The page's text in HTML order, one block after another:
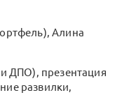
Алина
ДПО), презентация
развилки,